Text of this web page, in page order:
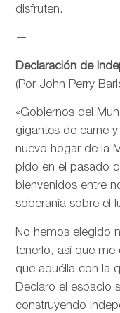
disfruten.
—
Declaración de
(Por John Perry
«Gobiernos del
gigantes de carne
nuevo hogar de la
pido en el pasado
bienvenidos entre
soberanía sobre el
No hemos elegido
tenerlo, así que me
que aquélla con la
Declaro el espacio
construyendo